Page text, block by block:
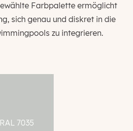
Farbpalette ermöglicht
sich genau und diskret in die
zu integrieren.
RAL 7035